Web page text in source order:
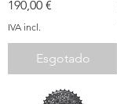
Preço
190,00 €
IVA incl.
Esgotado